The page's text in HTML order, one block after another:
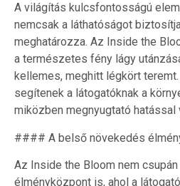
A világítás kulcsfontosságú
nemcsak a láthatóságot
meghatározza. Az Inside the
a természetes fény lágy
kellemes, meghitt légkört
segítenek a látogatóknak a
miközben megnyugtató hatással
#### A belső növekedés
Az Inside the Bloom nem
élményközpont is, ahol a